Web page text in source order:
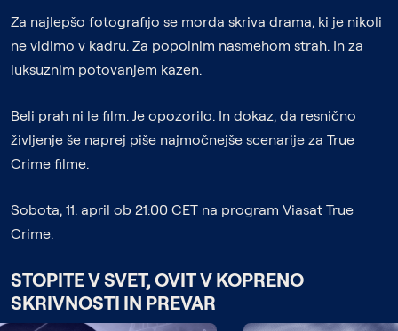
Za najlepšo fotografijo se morda skriva drama, ki je nikoli
ne vidimo v kadru. Za popolnim nasmehom strah. In za
luksuznim potovanjem kazen.
Beli prah ni le film. Je opozorilo. In dokaz, da resnično
življenje še naprej piše najmočnejše scenarije za True
Crime filme.
Sobota, 11. april ob 21:00 CET na program Viasat True
Crime.
STOPITE V SVET, OVIT V KOPRENO
SKRIVNOSTI IN PREVAR